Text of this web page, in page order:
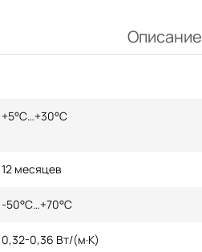
Описание
+5°С…+30°С
12 месяцев
-50°С…+70°С
0,32-0,36 Вт/(м·К)